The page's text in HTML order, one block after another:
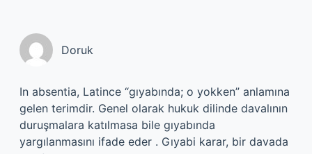
Doruk
In absentia, Latince “gıyabında; o yokken” anlamına
gelen terimdir. Genel olarak hukuk dilinde davalının
duruşmalara katılmasa bile gıyabında
yargılanmasını ifade eder . Gıyabi karar, bir davada